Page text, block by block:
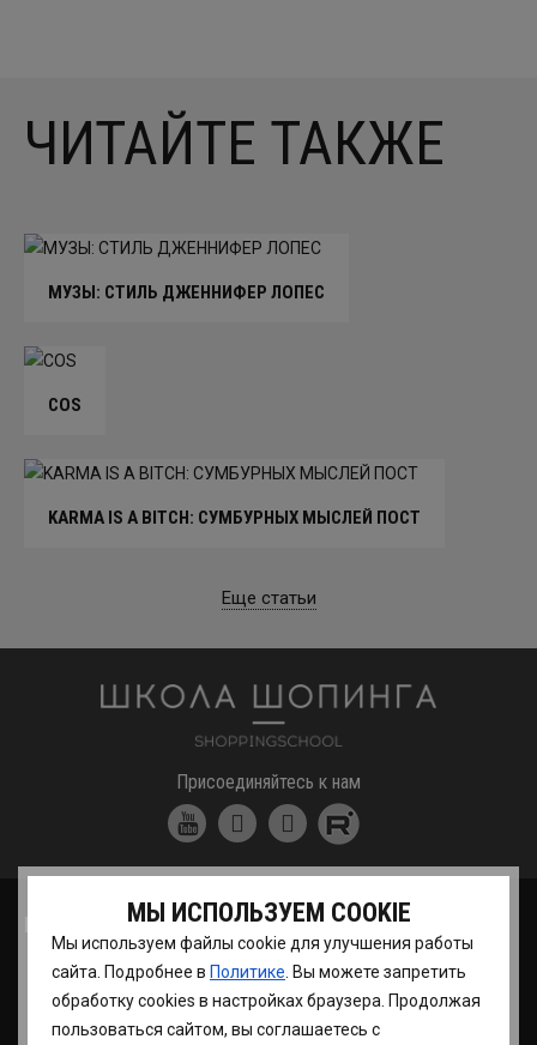
МЫ ИСПОЛЬЗУЕМ COOKIE
Мы используем файлы cookie для улучшения работы
сайта. Подробнее в Политике . Вы можете запретить
обработку сookies в настройках браузера. Продолжая
пользоваться сайтом, вы соглашаетесь с
ЧИТАЙТЕ ТАКЖЕ
МУЗЫ: СТИЛЬ ДЖЕННИФЕР ЛОПЕС
COS
KARMA IS A BITCH: СУМБУРНЫХ МЫСЛЕЙ ПОСТ
Еще статьи
Присоединяйтесь к нам
ШКОЛА ШОПИНГА
О нас
Вопросы
Отзывы